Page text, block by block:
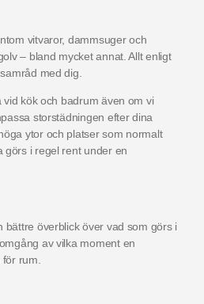
vitvaror, dammsuger och
– bland mycket annat. Allt enligt
med dig.
kök och badrum även om vi
storstädningen efter dina
ytor och platser som normalt
görs i regel rent under en
bättre överblick över vad som görs i
av vilka moment en
rum.